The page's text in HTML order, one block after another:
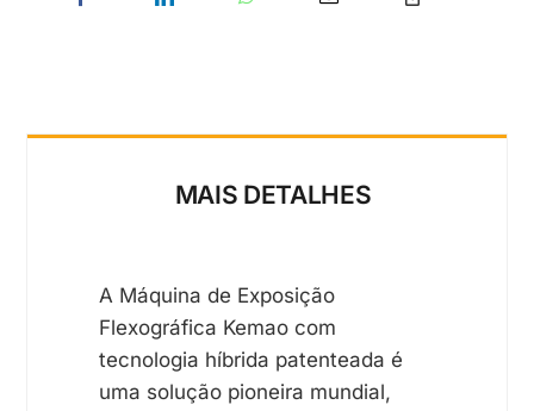
MAIS DETALHES
A Máquina de Exposição
Flexográfica Kemao com
tecnologia híbrida patenteada é
uma solução pioneira mundial,